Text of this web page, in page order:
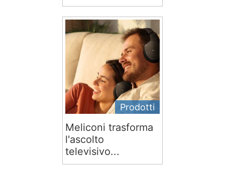
Prodotti
Meliconi trasforma
l'ascolto
televisivo...